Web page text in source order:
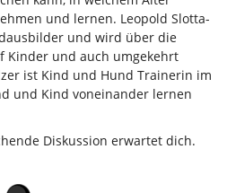
und lernen. Leopold Slotta-
und wird über die
Kinder und auch umgekehrt
ist Kind und Hund Trainerin im
und Kind voneinander lernen
Diskussion erwartet dich.